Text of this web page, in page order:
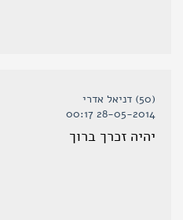
(50) דניאל אדרי
28-05-2014 00:17
יהיה זכרך ברוך